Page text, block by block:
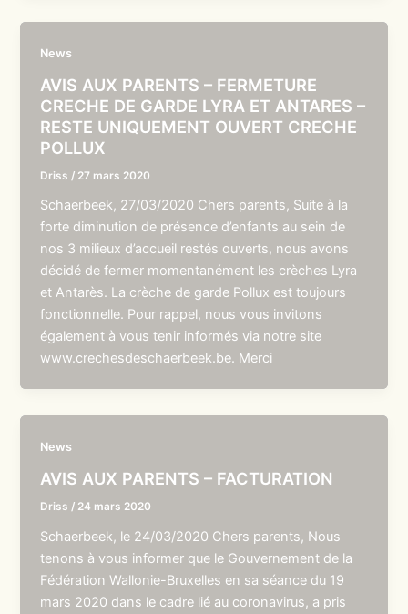
News
AVIS AUX PARENTS – FERMETURE
CRECHE DE GARDE LYRA ET ANTARES –
RESTE UNIQUEMENT OUVERT CRECHE
POLLUX
Driss / 27 mars 2020
Schaerbeek, 27/03/2020 Chers parents, Suite à la
forte diminution de présence d’enfants au sein de
nos 3 milieux d’accueil restés ouverts, nous avons
décidé de fermer momentanément les crèches Lyra
et Antarès. La crèche de garde Pollux est toujours
fonctionnelle. Pour rappel, nous vous invitons
également à vous tenir informés via notre site
www.crechesdeschaerbeek.be. Merci
News
AVIS AUX PARENTS – FACTURATION
Driss / 24 mars 2020
Schaerbeek, le 24/03/2020 Chers parents, Nous
tenons à vous informer que le Gouvernement de la
Fédération Wallonie-Bruxelles en sa séance du 19
mars 2020 dans le cadre lié au coronavirus, a pris